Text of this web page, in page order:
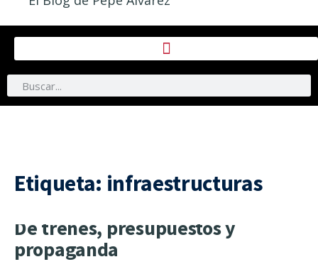
Etiqueta: infraestructuras
De trenes, presupuestos y
propaganda